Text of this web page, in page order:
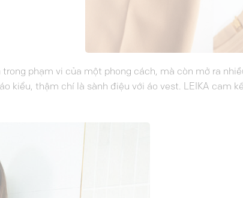
phạm vi của một phong cách, mà còn mở ra
kiểu, thậm chí là sành điệu với áo vest. LEIKA